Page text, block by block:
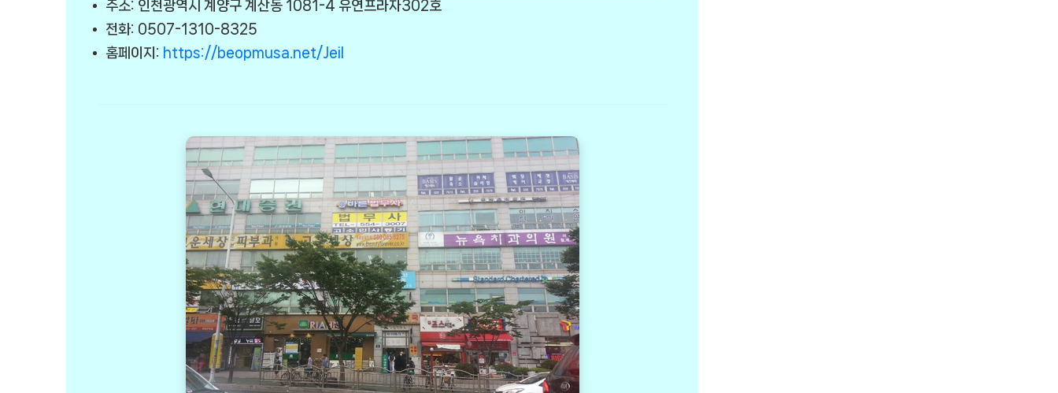
주소: 인천광역시 계양구 계산동 1081-4 유연프라자302호
전화: 0507-1310-8325
홈페이지: https://beopmusa.net/Jeil